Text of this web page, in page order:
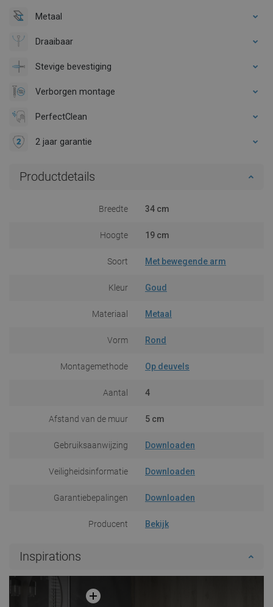
Metaal
Draaibaar
Stevige bevestiging
Verborgen montage
PerfectClean
2 jaar garantie
Productdetails
Breedte 34 cm
Hoogte 19 cm
Soort Met bewegende arm
Kleur Goud
Materiaal Metaal
Vorm Rond
Montagemethode Op deuvels
Aantal 4
Afstand van de muur 5 cm
Gebruiksaanwijzing Downloaden
Veiligheidsinformatie Downloaden
Garantiebepalingen Downloaden
Producent Bekijk
Inspirations